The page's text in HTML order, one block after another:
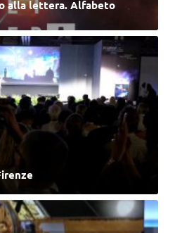
alla lettera. Alfabeto